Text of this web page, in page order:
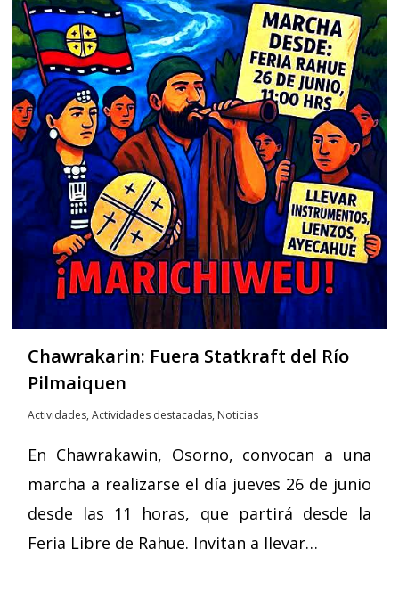
Chawrakarin: Fuera Statkraft del Río
Pilmaiquen
Actividades,Actividades destacadas, Noticias
En Chawrakawin, Osorno, convocan a una
marcha a realizarse el día jueves 26 de junio
desde las 11 horas, que partirá desde la
Feria Libre de Rahue. Invitan a llevar…